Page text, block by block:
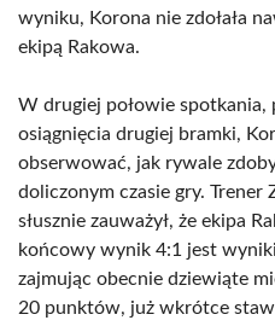
wyniku, Korona nie zdołała
ekipą Rakowa.
W drugiej połowie spotkania,
osiągnięcia drugiej bramki,
obserwować, jak rywale
doliczonym czasie gry. Trener
słusznie zauważył, że ekipa
końcowy wynik 4:1 jest
zajmując obecnie dziewiąte
20 punktów, już wkrótce